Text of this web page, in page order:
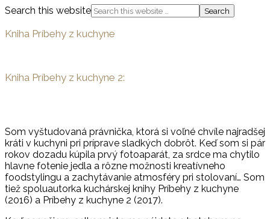
Search this website
Kniha Príbehy z kuchyne
Kniha Príbehy z kuchyne 2:
Som vyštudovaná právnička, ktorá si voľné chvíle najradšej
kráti v kuchyni pri príprave sladkých dobrôt. Keď som si pár
rokov dozadu kúpila prvý fotoaparát, za srdce ma chytilo
hlavne fotenie jedla a rôzne možnosti kreatívneho
foodstylingu a zachytávanie atmosféry pri stolovaní… Som
tiež spoluautorka kuchárskej knihy Príbehy z kuchyne
(2016) a Príbehy z kuchyne 2 (2017).